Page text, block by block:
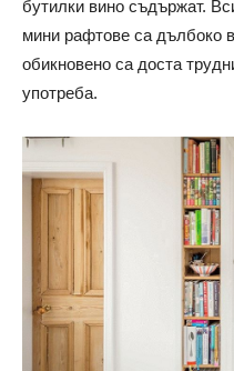
бутилки вино съдържат.
мини рафтове са дълбоко
обикновено са доста
употреба.